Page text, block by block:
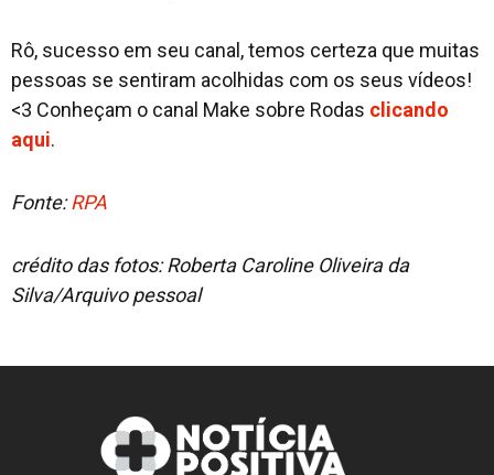
Rô, sucesso em seu canal, temos certeza que muitas
pessoas se sentiram acolhidas com os seus vídeos!
<3 Conheçam o canal Make sobre Rodas clicando
aqui.
Fonte:RPA
crédito das fotos: Roberta Caroline Oliveira da
Silva/Arquivo pessoal